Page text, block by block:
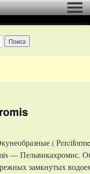
(
— Пельвикахромис.
замкнутых